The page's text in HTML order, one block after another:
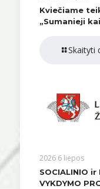
Kviečiame
„Sumanieji
Skaityti
2026 6 liepos
SOCIALINIO ir
VYKDYMO